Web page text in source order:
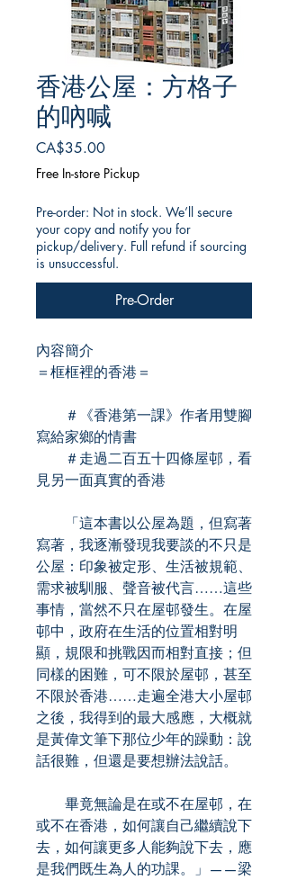
香港公屋：方格子
的吶喊
CA$35.00Price
Free In-store Pickup
Pre-order: Not in stock. We’ll secure
your copy and notify you for
pickup/delivery. Full refund if sourcing
is unsuccessful.
Pre-Order
內容簡介
＝框框裡的香港＝
＃《香港第一課》作者用雙腳
寫給家鄉的情書
＃走過二百五十四條屋邨，看
見另一面真實的香港
「這本書以公屋為題，但寫著
寫著，我逐漸發現我要談的不只是
公屋：印象被定形、生活被規範、
需求被馴服、聲音被代言……這些
事情，當然不只在屋邨發生。在屋
邨中，政府在生活的位置相對明
顯，規限和挑戰因而相對直接；但
同樣的困難，可不限於屋邨，甚至
不限於香港……走遍全港大小屋邨
之後，我得到的最大感應，大概就
是黃偉文筆下那位少年的躁動：說
話很難，但還是要想辦法說話。
畢竟無論是在或不在屋邨，在
或不在香港，如何讓自己繼續說下
去，如何讓更多人能夠說下去，應
是我們既生為人的功課。」——梁